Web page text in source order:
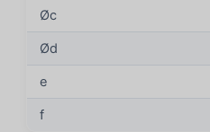
Øc
Ød
e
f